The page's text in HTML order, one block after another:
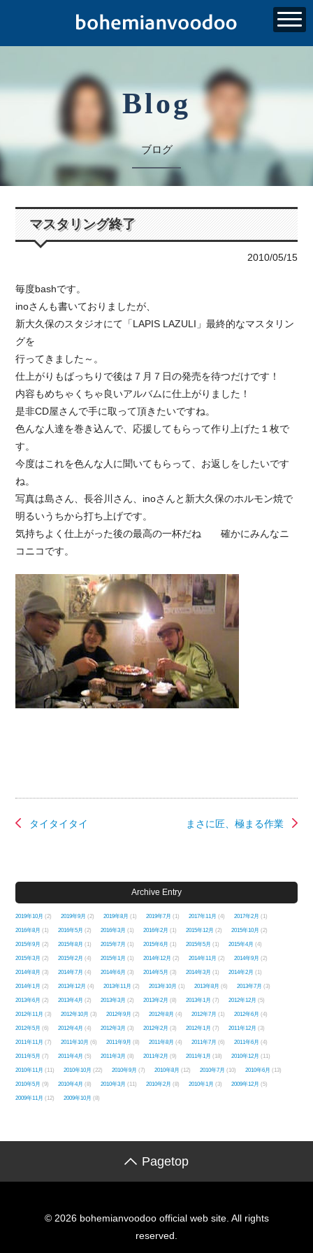
Blog
ブログ
マスタリング終了
2010/05/15
毎度bashです。
inoさんも書いておりましたが、
新大久保のスタジオにて「LAPIS LAZULI」最終的なマスタリン
グを
行ってきました～。
仕上がりもばっちりで後は７月７日の発売を待つだけです！
内容もめちゃくちゃ良いアルバムに仕上がりました！
是非CD屋さんで手に取って頂きたいですね。
色んな人達を巻き込んで、応援してもらって作り上げた１枚で
す。
今度はこれを色んな人に聞いてもらって、お返しをしたいです
ね。
写真は島さん、長谷川さん、inoさんと新大久保のホルモン焼で
明るいうちから打ち上げです。
気持ちよく仕上がった後の最高の一杯だね 確かにみんなニ
コニコです。
まさに匠、極まる作業
タイタイタイ
Archive Entry
2019年10月 (2) 2019年9月 (2) 2019年8月 (1) 2019年7月 (1) 2017年11月 (4) 2017年2月 (1)
2016年8月 (1) 2016年5月 (2) 2016年3月 (1) 2016年2月 (1) 2015年12月 (2) 2015年10月 (2)
2015年9月 (2) 2015年8月 (1) 2015年7月 (1) 2015年6月 (1) 2015年5月 (1) 2015年4月 (4)
2015年3月 (2) 2015年2月 (4) 2015年1月 (1) 2014年12月 (2) 2014年11月 (2) 2014年9月 (2)
2014年8月 (3) 2014年7月 (4) 2014年6月 (3) 2014年5月 (3) 2014年3月 (1) 2014年2月 (1)
2014年1月 (2) 2013年12月 (4) 2013年11月 (2) 2013年10月 (1) 2013年8月 (6) 2013年7月 (3)
2013年6月 (2) 2013年4月 (2) 2013年3月 (2) 2013年2月 (8) 2013年1月 (7) 2012年12月 (5)
2012年11月 (3) 2012年10月 (3) 2012年9月 (2) 2012年8月 (4) 2012年7月 (1) 2012年6月 (4)
2012年5月 (6) 2012年4月 (4) 2012年3月 (3) 2012年2月 (3) 2012年1月 (7) 2011年12月 (3)
2011年11月 (7) 2011年10月 (6) 2011年9月 (8) 2011年8月 (4) 2011年7月 (6) 2011年6月 (4)
2011年5月 (7) 2011年4月 (5) 2011年3月 (8) 2011年2月 (9) 2011年1月 (18) 2010年12月 (11)
2010年11月 (11) 2010年10月 (22) 2010年9月 (7) 2010年8月 (12) 2010年7月 (10) 2010年6月 (13)
2010年5月 (9) 2010年4月 (8) 2010年3月 (11) 2010年2月 (8) 2010年1月 (3) 2009年12月 (5)
2009年11月 (12) 2009年10月 (8)
Pagetop
© 2026 bohemianvoodoo official web site. All rights
reserved.